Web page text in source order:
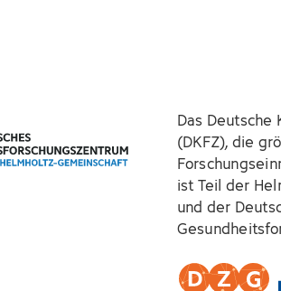
Das
(DKFZ), die
ist Teil der
und der